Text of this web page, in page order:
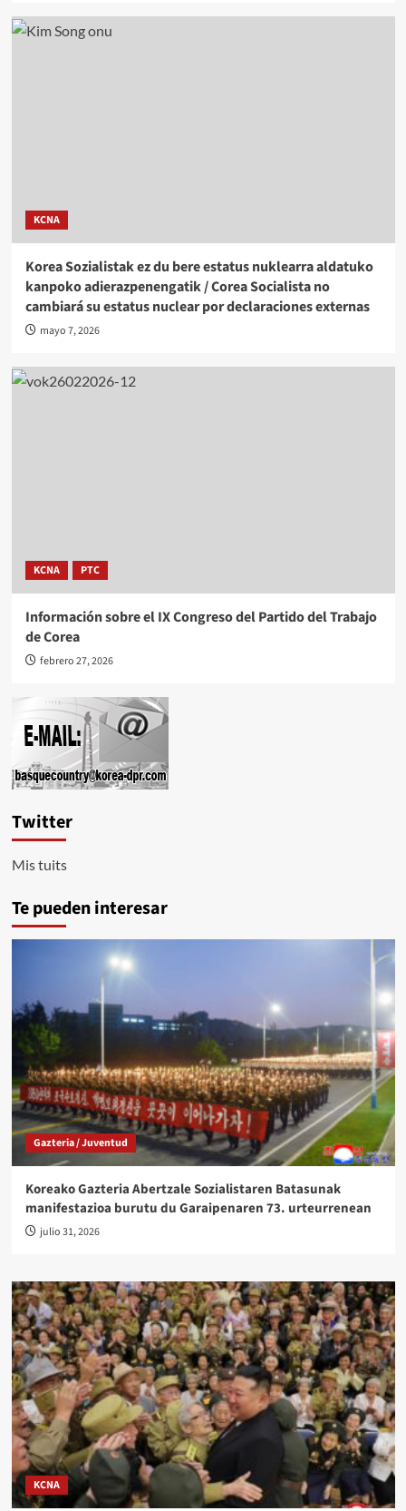
KCNA
Korea Sozialistak ez du bere estatus nuklearra aldatuko
kanpoko adierazpenengatik / Corea Socialista no
cambiará su estatus nuclear por declaraciones externas
mayo 7, 2026
KCNA PTC
Información sobre el IX Congreso del Partido del Trabajo
de Corea
febrero 27, 2026
Twitter
Mis tuits
Te pueden interesar
Gazteria / Juventud
Koreako Gazteria Abertzale Sozialistaren Batasunak
manifestazioa burutu du Garaipenaren 73. urteurrenean
julio 31, 2026
KCNA